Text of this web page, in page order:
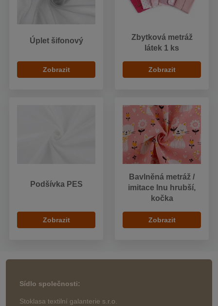
Úplet šifonový
Zobrazit
Zbytková metráž
látek 1 ks
Zobrazit
Podšívka PES
Zobrazit
Bavlněná metráž /
imitace lnu hrubší,
kočka
Zobrazit
Sídlo společnosti:
Stoklasa textilní galanterie s.r.o.